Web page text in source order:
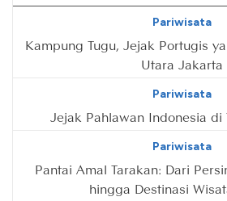
Pariwisata
Kampung Tugu, Jejak Portugis
Utara Jakarta
Pariwisata
Jejak Pahlawan Indonesia di
Pariwisata
Pantai Amal Tarakan: Dari
hingga Destinasi